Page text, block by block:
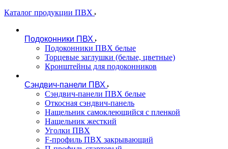
Каталог продукции ПВХ
Подоконники ПВХ
Подоконники ПВХ белые
Торцевые заглушки (белые, цветные)
Кронштейны для подоконников
Сэндвич-панели ПВХ
Сэндвич-панели ПВХ белые
Откосная сэндвич-панель
Нащельник самоклеющийся с пленкой
Нащельник жесткий
Уголки ПВХ
F-профиль ПВХ закрывающий